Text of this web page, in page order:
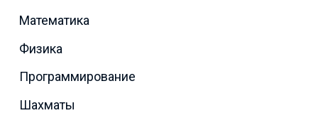
Математика
Физика
Программирование
Шахматы